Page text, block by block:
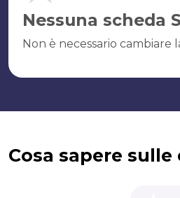
Nessuna scheda
Non è necessario cambiare
Cosa sapere sulle